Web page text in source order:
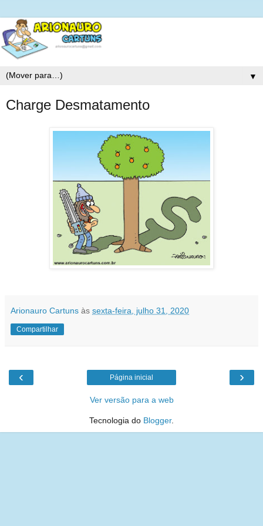
▼
Charge Desmatamento
Arionauro Cartuns às sexta-feira, julho 31, 2020
Compartilhar
‹ ›
Página inicial
Ver versão para a web
Tecnologia do Blogger.